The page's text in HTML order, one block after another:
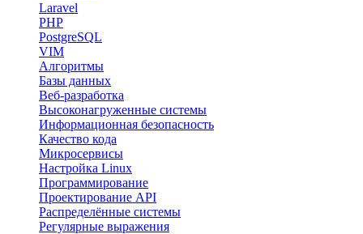
Laravel
PHP
PostgreSQL
VIM
Алгоритмы
Базы данных
Веб-разработка
Высоконагруженные системы
Информационная безопасность
Качество кода
Микросервисы
Настройка Linux
Программирование
Проектирование API
Распределённые системы
Регулярные выражения